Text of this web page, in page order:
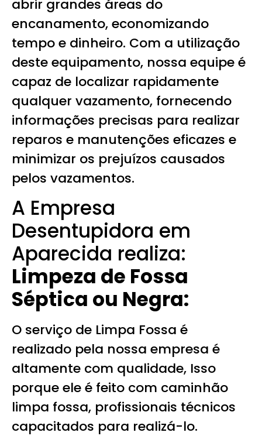
abrir grandes áreas do
encanamento, economizando
tempo e dinheiro. Com a utilização
deste equipamento, nossa equipe é
capaz de localizar rapidamente
qualquer vazamento, fornecendo
informações precisas para realizar
reparos e manutenções eficazes e
minimizar os prejuízos causados
pelos vazamentos.
A Empresa
Desentupidora em
Aparecida realiza:
Limpeza de Fossa
Séptica ou Negra:
O serviço de Limpa Fossa é
realizado pela nossa empresa é
altamente com qualidade, Isso
porque ele é feito com caminhão
limpa fossa, profissionais técnicos
capacitados para realizá-lo.